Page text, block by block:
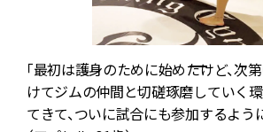
「最初は護身のために始めたけど、次
けてジムの仲間と切磋琢磨していく
てきて、ついに試合にも参加するよ